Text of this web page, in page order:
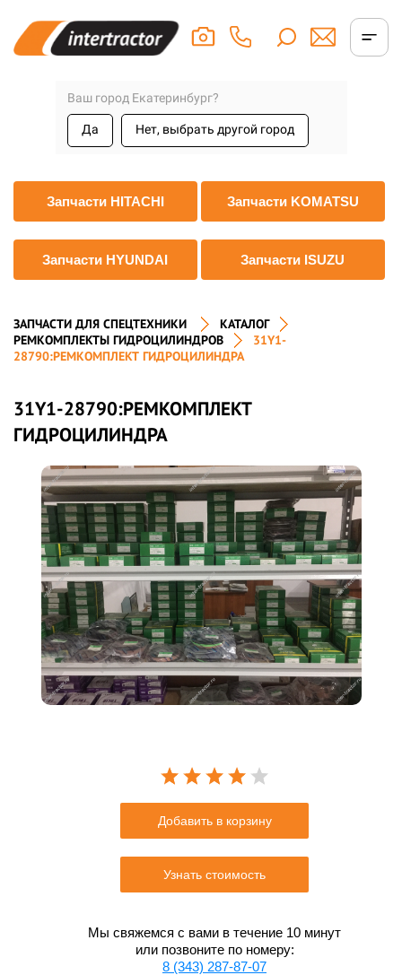
Ваш город Екатеринбург?
Да Нет, выбрать другой город
Запчасти HITACHI Запчасти KOMATSU
Запчасти HYUNDAI Запчасти ISUZU
ЗАПЧАСТИ ДЛЯ СПЕЦТЕХНИКИ
КАТАЛОГ
РЕМКОМПЛЕКТЫ ГИДРОЦИЛИНДРОВ
31Y1-
28790:РЕМКОМПЛЕКТ ГИДРОЦИЛИНДРА
31Y1-28790:РЕМКОМПЛЕКТ
ГИДРОЦИЛИНДРА
Добавить в корзину
Узнать стоимость
Мы свяжемся с вами в течение 10 минут
или позвоните по номеру:
8 (343) 287-87-07